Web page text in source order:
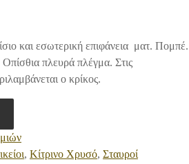
και εσωτερική επιφάνεια ματ. Πομπέ.
πλευρά πλέγμα. Στις
ο κρίκος.
, Κίτρινο Χρυσό, Σταυροί